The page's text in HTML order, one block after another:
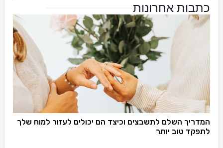
כתבות אחרונות
המדריך השלם לתשבצים וכיצד הם יכולים לעזור למוח שלך
לתפקד טוב יותר